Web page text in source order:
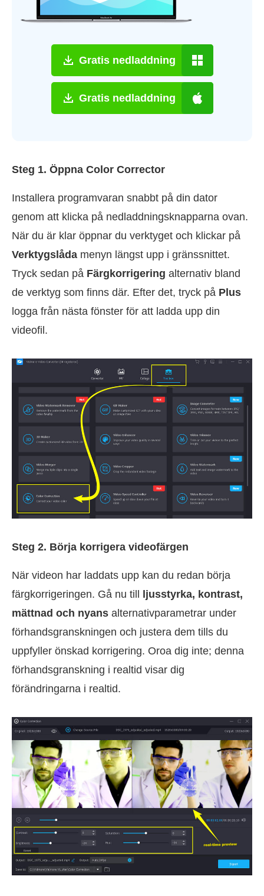
Gratis nedladdning
Gratis nedladdning
Steg 1. Öppna Color Corrector
Installera programvaran snabbt på din dator
genom att klicka på nedladdningsknapparna ovan.
När du är klar öppnar du verktyget och klickar på
Verktygslåda menyn längst upp i gränssnittet.
Tryck sedan på Färgkorrigering alternativ bland
de verktyg som finns där. Efter det, tryck på Plus
logga från nästa fönster för att ladda upp din
videofil.
Steg 2. Börja korrigera videofärgen
När videon har laddats upp kan du redan börja
färgkorrigeringen. Gå nu till ljusstyrka, kontrast,
mättnad och nyans alternativparametrar under
förhandsgranskningen och justera dem tills du
uppfyller önskad korrigering. Oroa dig inte; denna
förhandsgranskning i realtid visar dig
förändringarna i realtid.